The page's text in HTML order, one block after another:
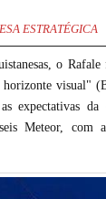
ESTRATÉGICA
o
horizonte visual"
expectativas
Meteor, com